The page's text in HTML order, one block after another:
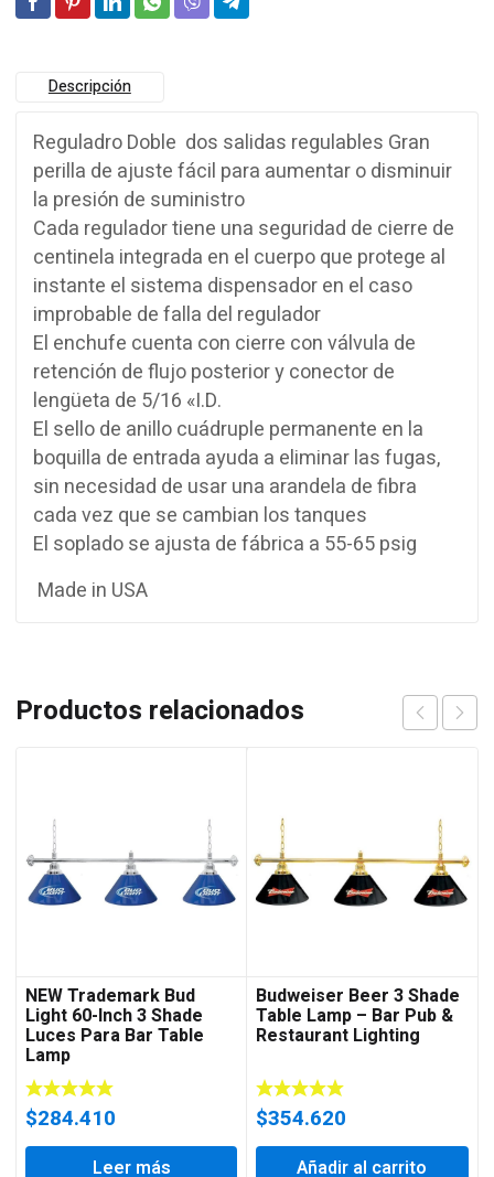
Descripción
Reguladro Doble dos salidas regulables Gran
perilla de ajuste fácil para aumentar o disminuir
la presión de suministro
Cada regulador tiene una seguridad de cierre de
centinela integrada en el cuerpo que protege al
instante el sistema dispensador en el caso
improbable de falla del regulador
El enchufe cuenta con cierre con válvula de
retención de flujo posterior y conector de
lengüeta de 5/16 «I.D.
El sello de anillo cuádruple permanente en la
boquilla de entrada ayuda a eliminar las fugas,
sin necesidad de usar una arandela de fibra
cada vez que se cambian los tanques
El soplado se ajusta de fábrica a 55-65 psig
Made in USA
Productos relacionados
NEW Trademark Bud
Light 60-Inch 3 Shade
Luces Para Bar Table
Lamp
$284.410
Leer más
Budweiser Beer 3 Shade
Table Lamp – Bar Pub &
Restaurant Lighting
$354.620
Añadir al carrito